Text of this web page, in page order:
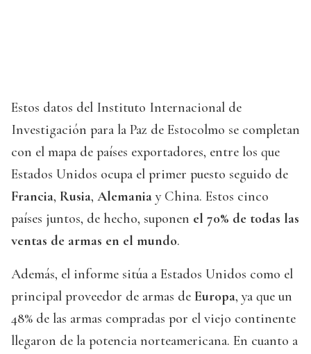
Estos datos del Instituto Internacional de
Investigación para la Paz de Estocolmo se completan
con el mapa de países exportadores, entre los que
Estados Unidos ocupa el primer puesto seguido de
Francia, Rusia, Alemania y China. Estos cinco
países juntos, de hecho, suponen el 70% de todas las
ventas de armas en el mundo.
Además, el informe sitúa a Estados Unidos como el
principal proveedor de armas de Europa, ya que un
48% de las armas compradas por el viejo continente
llegaron de la potencia norteamericana. En cuanto a